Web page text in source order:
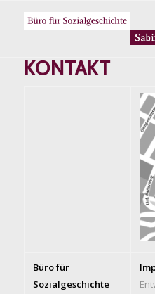
KONTAKT
Büro für
Sozialgeschichte